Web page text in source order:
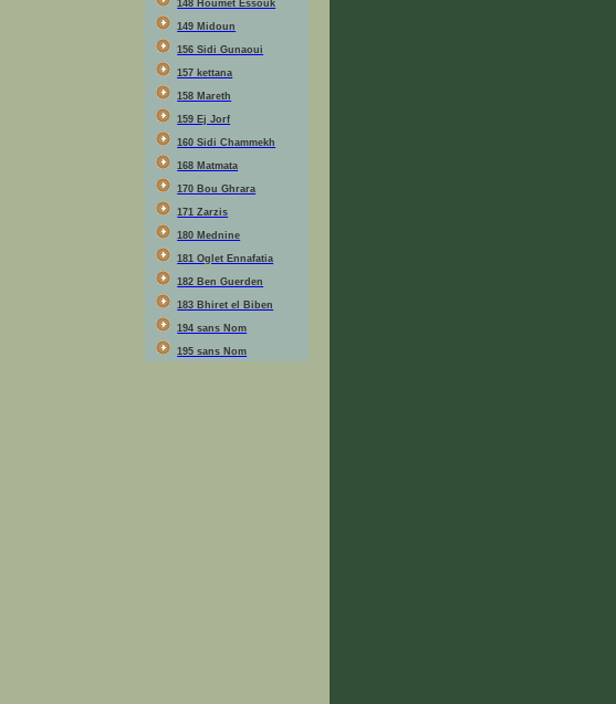
148 Houmet Essouk
149 Midoun
156 Sidi Gunaoui
157 kettana
158 Mareth
159 Ej Jorf
160 Sidi Chammekh
168 Matmata
170 Bou Ghrara
171 Zarzis
180 Mednine
181 Oglet Ennafatia
182 Ben Guerden
183 Bhiret el Biben
194 sans Nom
195 sans Nom